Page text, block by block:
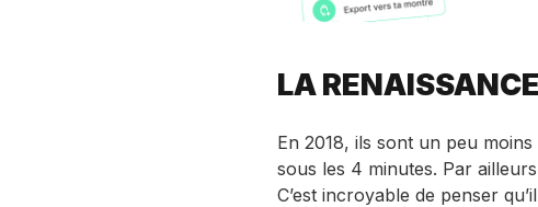
LA
En 2018, ils sont un peu
sous les 4 minutes. Par
C’est incroyable de penser